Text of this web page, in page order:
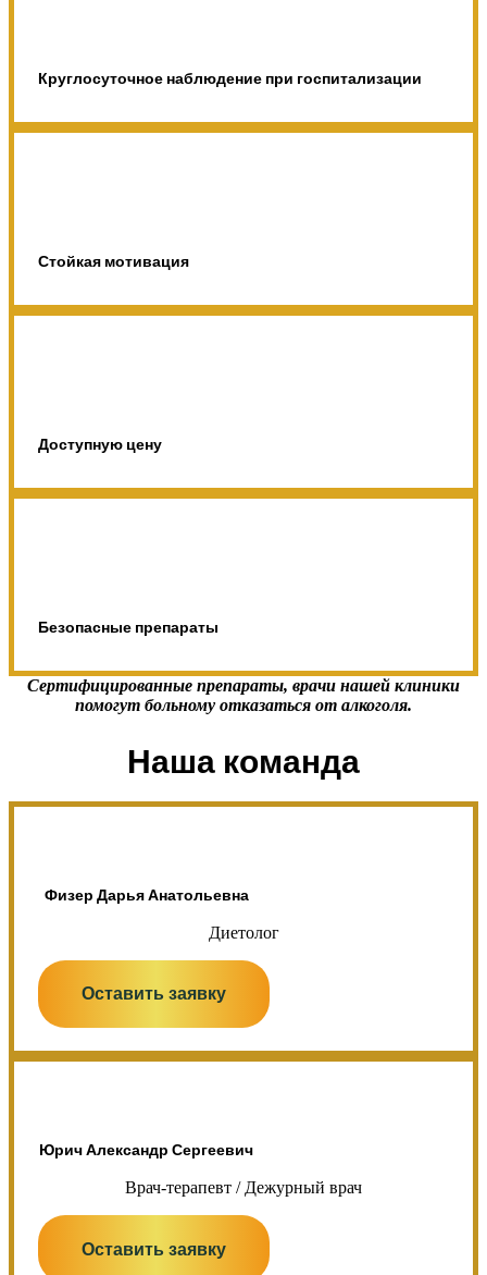
Круглосуточное наблюдение при госпитализации
Стойкая мотивация
Доступную цену
Безопасные препараты
Сертифицированные препараты, врачи нашей клиники
помогут больному отказаться от алкоголя.
Наша команда
Физер Дарья Анатольевна
Диетолог
Оставить заявку
Юрич Александр Сергеевич
Врач-терапевт / Дежурный врач
Оставить заявку